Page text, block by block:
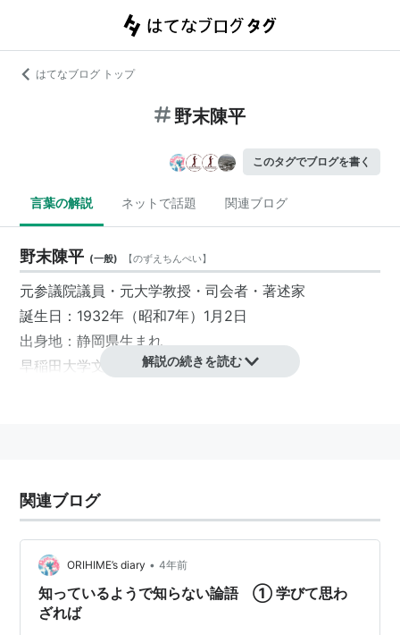
はてなブログ トップ
野末陳平
このタグでブログを書く
言葉の解説 ネットで話題 関連ブログ
野末陳平 (一般) 【のずえちんぺい】
元参議院議員・元大学教授・司会者・著述家
誕生日：1932年（昭和7年）1月2日
出身地：静岡県生まれ
早稲田大学文学部東洋哲学科卒
1995年（平成7年）、4期24年をもって任期満了。
1996年（平成8年）、大正大学教授に。
1999年（平成11年）、東京都知事選挙に出馬表明す
るも後日取り止め。
2002年（平成14年）、勲二等旭日重光章受章。
2003年（平成15年）、大正大学を定年退職。
解説の続きを読む
関連ブログ
ORIHIME’s diary • 4年前
知っているようで知らない論語 ① 学びて思わ
ざれば